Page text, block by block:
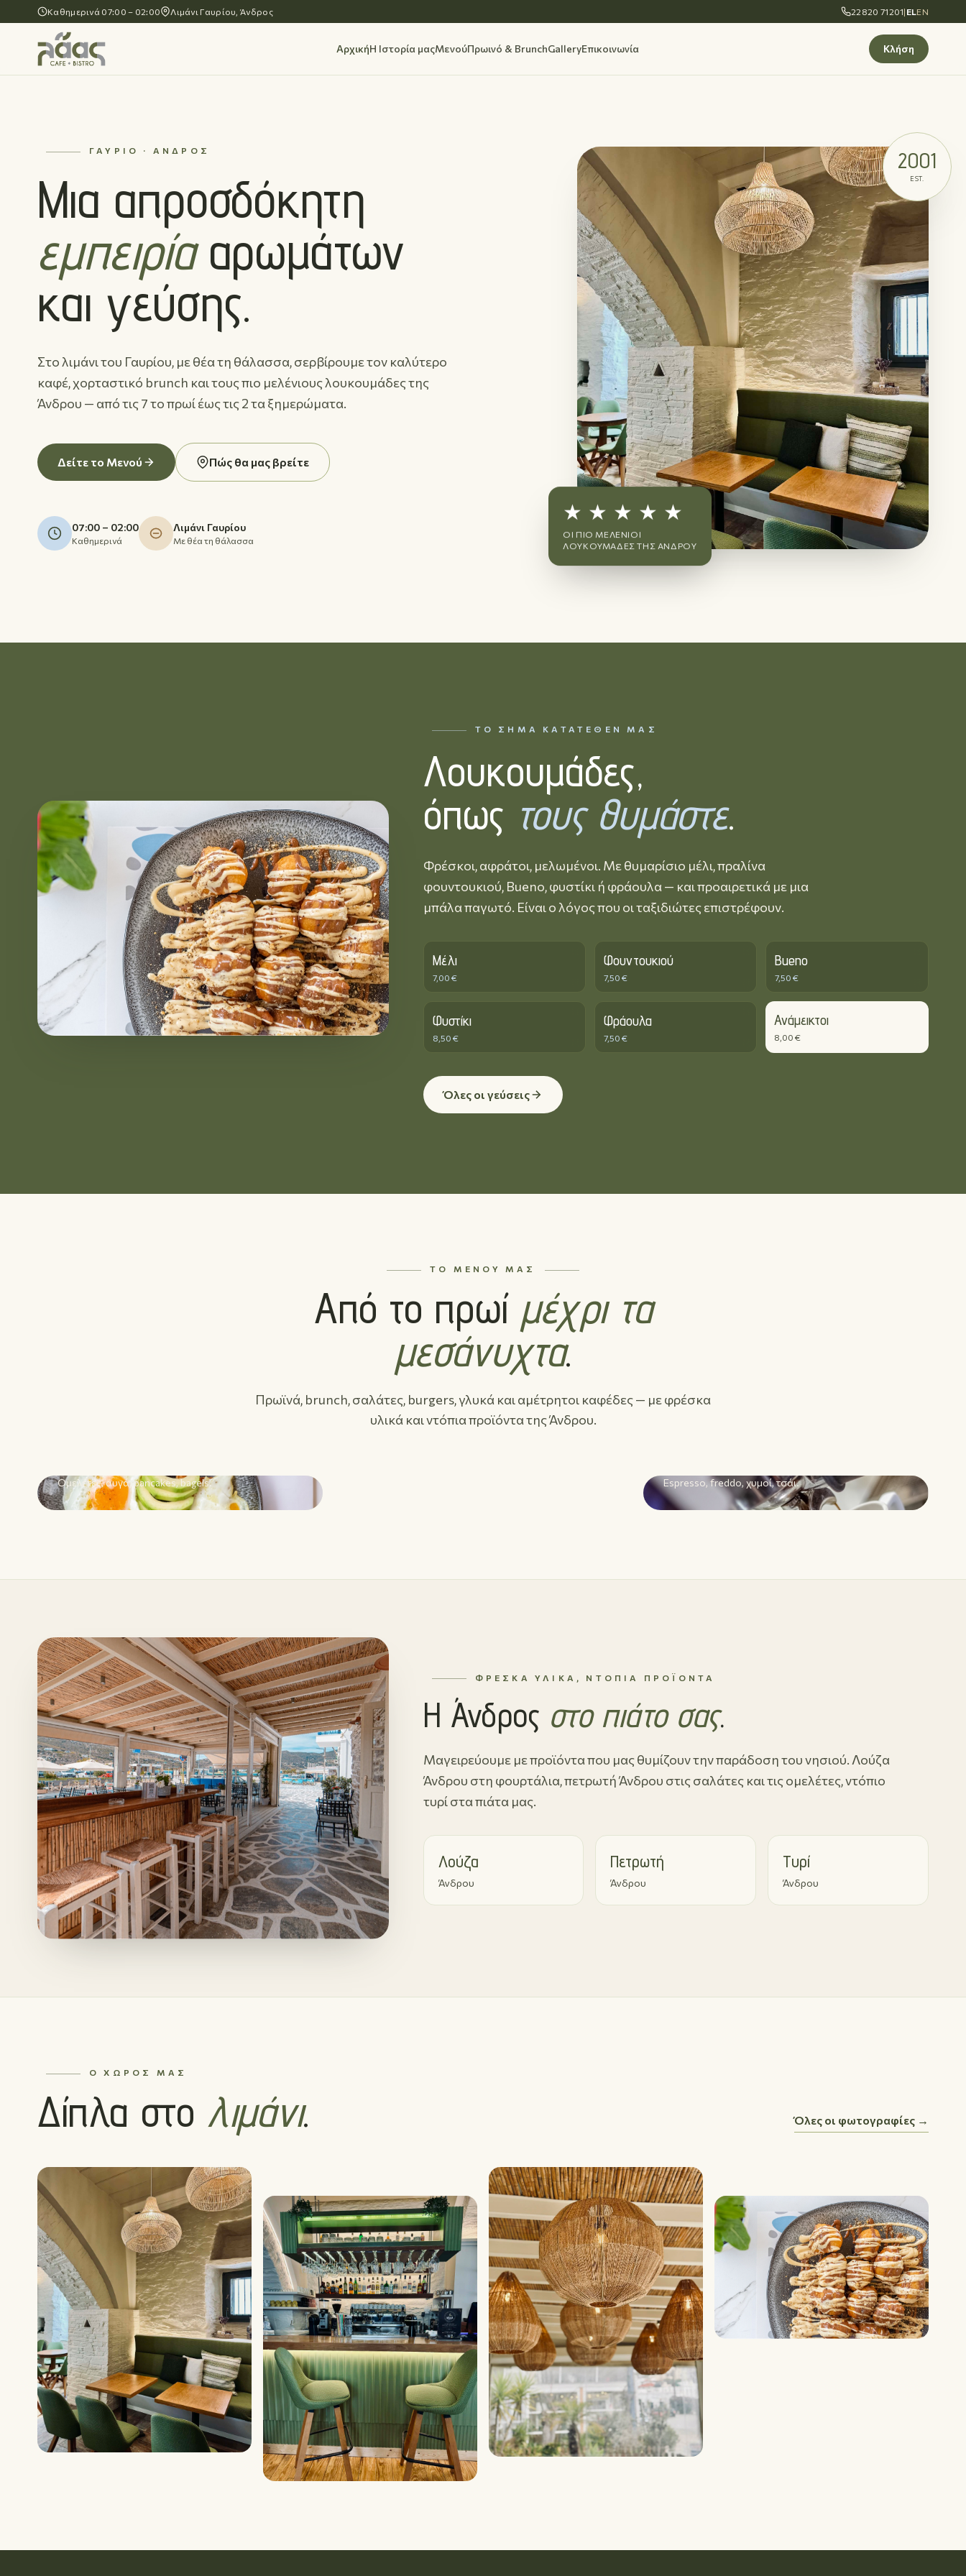
Καθημερινά 07:00 – 02:00 Λιμάνι Γαυρίου, Άνδρος 22820 71201| ELEN
ΑρχικήΗ Ιστορία μαςΜενούΠρωινό & BrunchGalleryΕπικοινωνία Κλήση
ΓΑΎΡΙΟ · ΆΝΔΡΟΣ
Μια απροσδόκητη
εμπειρίααρωμάτων
και γεύσης.
Στο λιμάνι του Γαυρίου, με θέα τη θάλασσα, σερβίρουμε τον καλύτερο
καφέ, χορταστικό brunch και τους πιο μελένιους λουκουμάδες της
Άνδρου — από τις 7 το πρωί έως τις 2 τα ξημερώματα.
Δείτε το Μενού Πώς θα μας βρείτε
07:00 – 02:00
Καθημερινά
Λιμάνι Γαυρίου
Με θέα τη θάλασσα
★ ★ ★ ★ ★
ΟΙ ΠΙΟ ΜΕΛΈΝΙΟΙ
ΛΟΥΚΟΥΜΆΔΕΣ ΤΗΣ ΆΝΔΡΟΥ
2001
EST.
ΤΟ ΣΉΜΑ ΚΑΤΑΤΕΘΈΝ ΜΑΣ
Λουκουμάδες,
όπως τους θυμάστε.
Φρέσκοι, αφράτοι, μελωμένοι. Με θυμαρίσιο μέλι, πραλίνα
φουντουκιού, Bueno, φυστίκι ή φράουλα — και προαιρετικά με μια
μπάλα παγωτό. Είναι ο λόγος που οι ταξιδιώτες επιστρέφουν.
Μέλι
7,00 €
Φουντουκιού
7,50 €
Bueno
7,50 €
Φυστίκι
8,50 €
Φράουλα
7,50 €
Ανάμεικτοι
8,00 €
Όλες οι γεύσεις
ΤΟ ΜΕΝΟΎ ΜΑΣ
Από το πρωί μέχρι τα
μεσάνυχτα.
Πρωϊνά, brunch, σαλάτες, burgers, γλυκά και αμέτρητοι καφέδες — με φρέσκα
υλικά και ντόπια προϊόντα της Άνδρου.
Ομελέτες, αυγά, pancakes, bagels. Espresso, freddo, χυμοί, τσάι.
ΦΡΈΣΚΑ ΥΛΙΚΆ, ΝΤΌΠΙΑ ΠΡΟΪΌΝΤΑ
Η Άνδρος στο πιάτο σας.
Μαγειρεύουμε με προϊόντα που μας θυμίζουν την παράδοση του νησιού. Λούζα
Άνδρου στη φουρτάλια, πετρωτή Άνδρου στις σαλάτες και τις ομελέτες, ντόπιο
τυρί στα πιάτα μας.
Λούζα
Άνδρου
Πετρωτή
Άνδρου
Τυρί
Άνδρου
Ο ΧΏΡΟΣ ΜΑΣ
Δίπλα στο λιμάνι. Όλες οι φωτογραφίες →